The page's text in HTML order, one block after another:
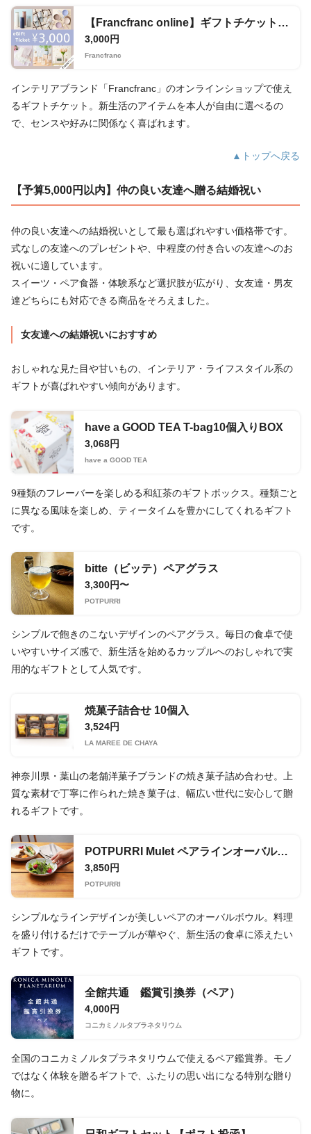
【Francfranc online】ギフトチケット 3,000円分
3,000円
Francfranc
インテリアブランド「Francfranc」のオンラインショップで使え
るギフトチケット。新生活のアイテムを本人が自由に選べるの
で、センスや好みに関係なく喜ばれます。
▲トップへ戻る
【予算5,000円以内】仲の良い友達へ贈る結婚祝い
仲の良い友達への結婚祝いとして最も選ばれやすい価格帯です。
式なしの友達へのプレゼントや、中程度の付き合いの友達へのお
祝いに適しています。
スイーツ・ペア食器・体験系など選択肢が広がり、女友達・男友
達どちらにも対応できる商品をそろえました。
女友達への結婚祝いにおすすめ
おしゃれな見た目や甘いもの、インテリア・ライフスタイル系の
ギフトが喜ばれやすい傾向があります。
have a GOOD TEA T-bag10個入りBOX
3,068円
have a GOOD TEA
9種類のフレーバーを楽しめる和紅茶のギフトボックス。種類ごと
に異なる風味を楽しめ、ティータイムを豊かにしてくれるギフト
です。
bitte（ビッテ）ペアグラス
3,300円〜
POTPURRI
シンプルで飽きのこないデザインのペアグラス。毎日の食卓で使
いやすいサイズ感で、新生活を始めるカップルへのおしゃれで実
用的なギフトとして人気です。
焼菓子詰合せ 10個入
3,524円
LA MARÉE DE CHAYA
神奈川県・葉山の老舗洋菓子ブランドの焼き菓子詰め合わせ。上
質な素材で丁寧に作られた焼き菓子は、幅広い世代に安心して贈
れるギフトです。
POTPURRI Mulet ペアラインオーバルボウルS
3,850円
POTPURRI
シンプルなラインデザインが美しいペアのオーバルボウル。料理
を盛り付けるだけでテーブルが華やぐ、新生活の食卓に添えたい
ギフトです。
全館共通 鑑賞引換券（ペア）
4,000円
コニカミノルタプラネタリウム
全国のコニカミノルタプラネタリウムで使えるペア鑑賞券。モノ
ではなく体験を贈るギフトで、ふたりの思い出になる特別な贈り
物に。